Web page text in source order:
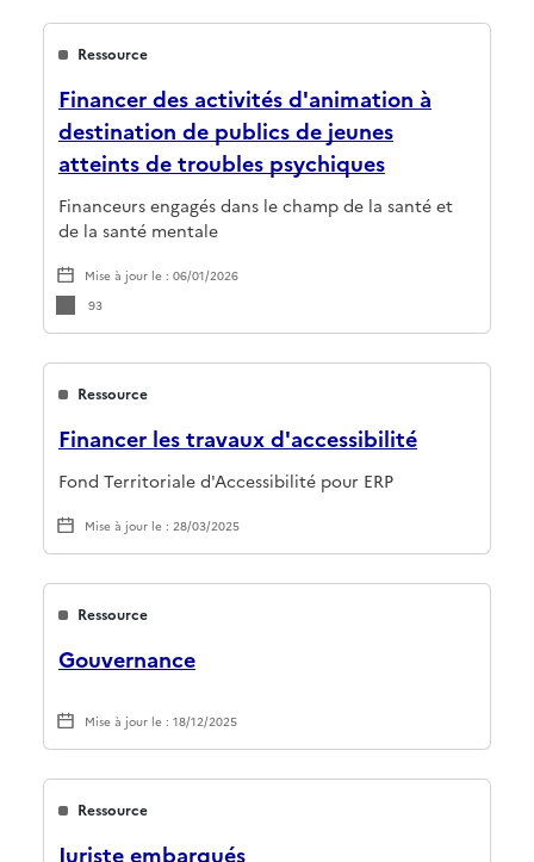
Ressource
Financer des activités d'animation à
destination de publics de jeunes
atteints de troubles psychiques
Financeurs engagés dans le champ de la santé et
de la santé mentale
Mise à jour le : 06/01/2026
93
Ressource
Financer les travaux d'accessibilité
Fond Territoriale d'Accessibilité pour ERP
Mise à jour le : 28/03/2025
Ressource
Gouvernance
Mise à jour le : 18/12/2025
Ressource
Juriste embarqués